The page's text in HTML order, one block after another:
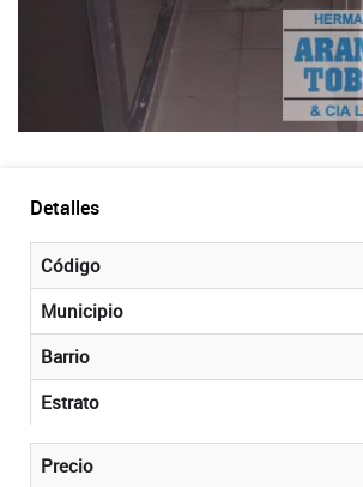
Detalles
Código
Municipio
Barrio
Estrato
Precio